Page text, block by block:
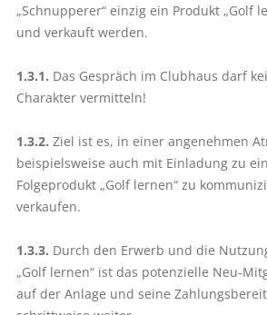
„Schnupperer“ einzig ein Produkt „Golf
und verkauft werden.
1.3.1. Das Gespräch im Clubhaus ­darf
Charakter vermitteln!
1.3.2. Ziel ist es, in einer angenehmen
beispielsweise auch mit Einladung zu
Folgeprodukt „Golf lernen“ zu
verkaufen.
1.3.3. Durch den Erwerb und die
„Golf lernen“ ist das potenzielle Neu-
auf der Anlage und seine